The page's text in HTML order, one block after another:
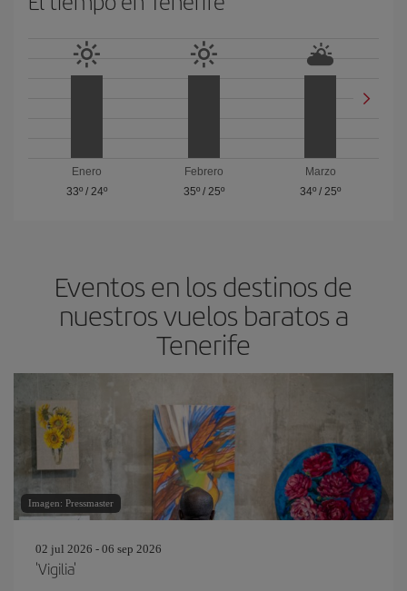
Enero
33º/ 24º
Febrero
35º/ 25º
Marzo
34º /25º
Eventos en los destinos de
nuestros vuelos baratos a
Tenerife
Imagen: Pressmaster
02 jul 2026 - 06 sep 2026
'Vigilia'